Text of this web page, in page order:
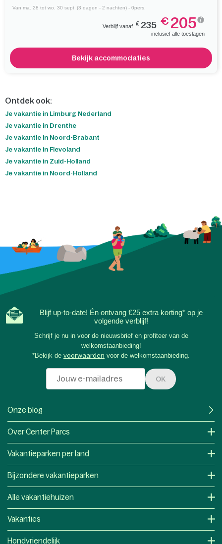
Van ma. 28 tot wo. 30 sept (3 dagen - 2 nachten) - 0pers.
Verblijf vanaf € 235 € 205
inclusief alle toeslagen
Bekijk accommodaties
Ontdek ook:
Je vakantie in Limburg Nederland
Je vakantie in Drenthe
Je vakantie in Noord-Brabant
Je vakantie in Flevoland
Je vakantie in Zuid-Holland
Je vakantie in Noord-Holland
Blijf up-to-date! Én ontvang €25 extra korting* op je
volgende verblijf!
Schrijf je nu in voor de nieuwsbrief en profiteer van de
welkomstaanbieding!
*Bekijk de voorwaarden voor de welkomstaanbieding.
OK
Onze blog
Over Center Parcs
Vakantieparken per land
Bijzondere vakantieparken
Alle vakantiehuizen
Vakanties
Hondvriendelijk